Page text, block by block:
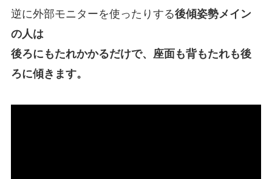
逆に外部モニターを使ったりする後傾姿勢メイン
の人は
後ろにもたれかかるだけで、座面も背もたれも後
ろに傾きます。